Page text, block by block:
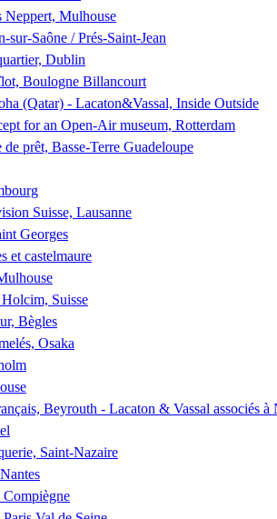
Neppert, Mulhouse
sur-Saône / Prés-Saint-Jean
Dublin
Boulogne Billancourt
(Qatar) - Lacaton&Vassal, Inside Outside
for an Open-Air museum, Rotterdam
prêt, Basse-Terre Guadeloupe
Suisse, Lausanne
Georges
et castelmaure
Suisse
Bègles
Osaka
Beyrouth - Lacaton & Vassal associés
Saint-Nazaire
Compiègne